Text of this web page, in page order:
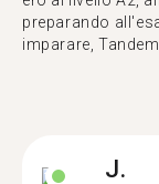
preparando
imparare,
J.